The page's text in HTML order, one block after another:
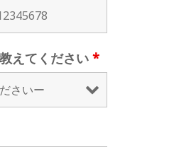
えてください *